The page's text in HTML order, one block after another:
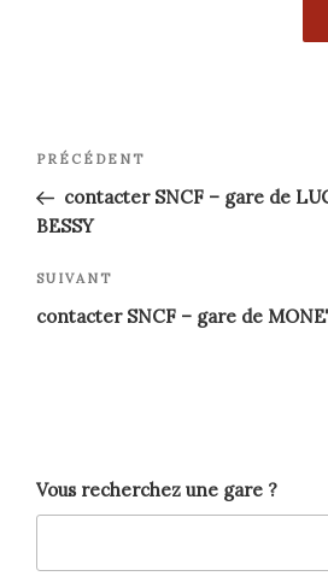
Navigation
de
l’article
Article
précédent
PRÉCÉDENT
contacter SNCF – gare de
BESSY
Article
suivant
SUIVANT
contacter SNCF – gare de
Vous recherchez une gare ?